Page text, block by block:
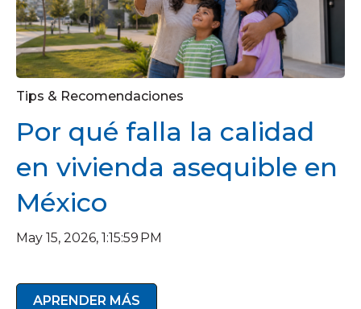
Tips & Recomendaciones
Por qué falla la calidad
en vivienda asequible en
México
May 15, 2026, 1:15:59 PM
APRENDER MÁS